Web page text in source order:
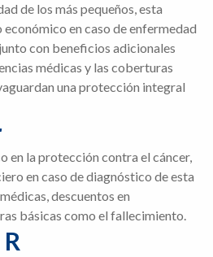
de los más pequeños, esta
en caso de enfermedad
con beneficios adicionales
médicas y las coberturas
una protección integral
en la protección contra el cáncer,
en caso de diagnóstico de esta
descuentos en
básicas como el fallecimiento.